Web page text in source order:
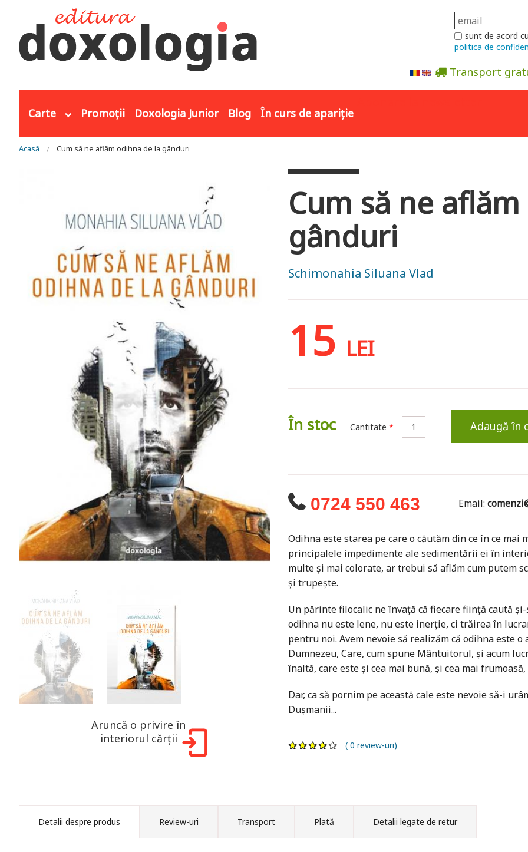
sunt de acord
politica de
Transport
Carte Promoții Doxologia Junior Blog În curs de apariție
Eşti aici
Acasă Cum să ne aflăm odihna de la gânduri
Aruncă o privire în
interiorul cărții
Cum să ne
gânduri
Schimonahia Siluana Vlad
15 LEI
În stoc Cantitate * Adaugă în
0724 550 463 Email:
Odihna este starea pe care o căutăm din ce în ce
principalele impedimente ale sedimentării ei în
multe și mai colorate, ar trebui să aflăm cum putem
și trupește.
Un părinte filocalic ne învață că fiecare ființă caută
odihna nu este lene, nu este inerție, ci trăirea în
pentru noi. Avem nevoie să realizăm că odihna este
Dumnezeu, Care, cum spune Mântuitorul, și acum
înaltă, care este și cea mai bună, și cea mai
Dar, ca să pornim pe această cale este nevoie să-i
Dușmanii...
( 0 review-uri)
Detalii despre produs Review-uri Transport Plată Detalii legate de retur